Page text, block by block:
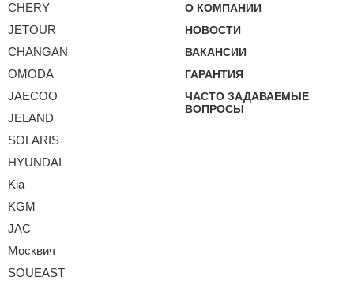
CHERY
JETOUR
CHANGAN
OMODA
JAECOO
JELAND
SOLARIS
HYUNDAI
Kia
KGM
JAC
Москвич
SOUEAST
О КОМПАНИИ
НОВОСТИ
ВАКАНСИИ
ГАРАНТИЯ
ЧАСТО ЗАДАВАЕМЫЕ
ВОПРОСЫ